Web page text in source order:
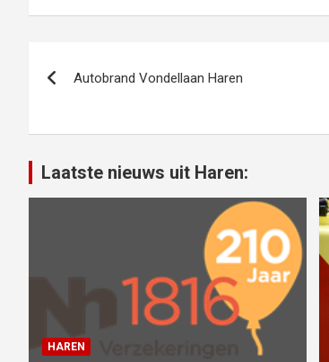
navigatie
Autobrand Vondellaan Haren
Laatste nieuws uit Haren:
HAREN